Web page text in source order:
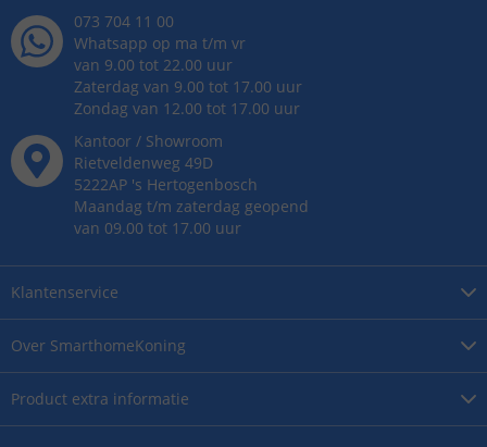
Over SmarthomeKoning
Product extra informatie
Klantenservice
073 704 11 00
Whatsapp op ma t/m vr
van 9.00 tot 22.00 uur
Zaterdag van 9.00 tot 17.00 uur
Zondag van 12.00 tot 17.00 uur
Kantoor / Showroom
Rietveldenweg 49D
5222AP 's Hertogenbosch
Maandag t/m zaterdag geopend
van 09.00 tot 17.00 uur